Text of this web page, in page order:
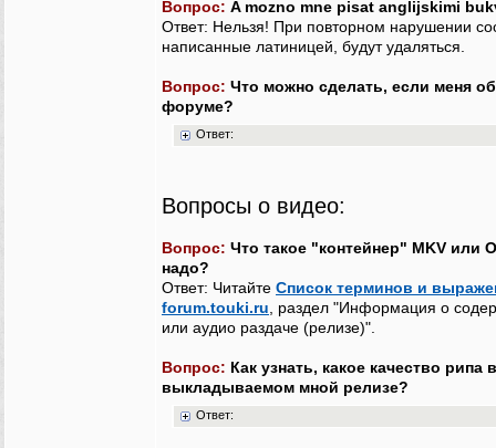
Вопрос: A mozno mne pisat anglijskimi
Ответ: Нельзя! При повторном нарушении
написанные латиницей, будут удаляться.
Вопрос: Что можно сделать, если меня
форуме?
Ответ:
Вопросы о видео:
Вопрос: Что такое "контейнер" MKV или
надо?
Ответ: Читайте Список терминов и
forum.touki.ru, раздел "Информация о
или аудио раздаче (релизе)".
Вопрос: Как узнать, какое качество рипа в
выкладываемом мной релизе?
Ответ: